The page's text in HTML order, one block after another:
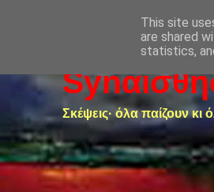
Σκέψεις· όλα παίζουν κι
This site
are shared
statistics,